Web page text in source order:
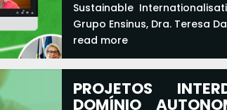
Sustainable
Grupo Ensinus, Dra. Teresa
read more
PROJETOS
DOMÍNIO